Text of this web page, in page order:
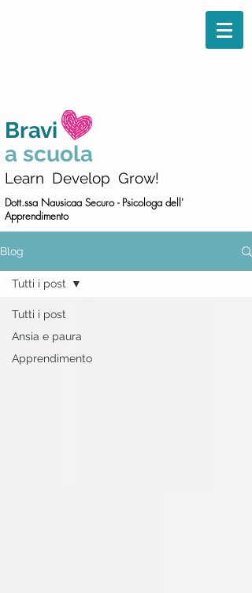
Bravi
a scuola
Learn Develop Grow!
Dott.ssa Nausicaa Securo - Psicologa dell'
Apprendimento
Blog
Tutti i post
Ansia e paura
Apprendimento
Tutti i post